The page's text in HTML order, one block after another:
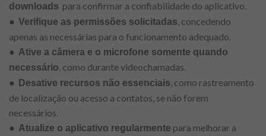
downloads para confirmar a confiabilidade do aplicativo.
● Verifique as permissões solicitadas, concedendo
apenas as necessárias para o funcionamento adequado.
● Ative a câmera e o microfone somente quando
necessário, como durante videochamadas.
●
Desative recursos não essenciais, como rastreamento
de localização ou acesso a contatos, se não forem
necessários.
● Atualize o aplicativo regularmente para melhorar a